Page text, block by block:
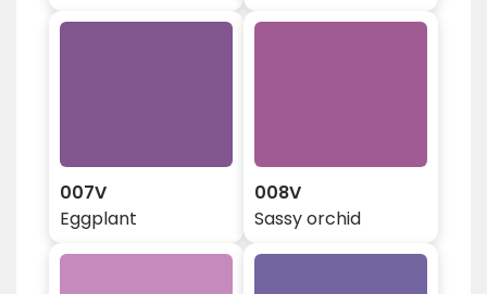
007V
Eggplant
008V
Sassy orchid